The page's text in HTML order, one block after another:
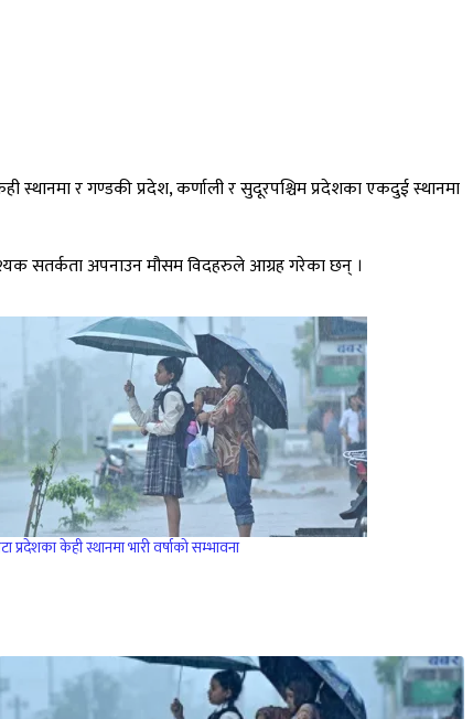
स्थानमा र गण्डकी प्रदेश, कर्णाली र सुदूरपश्चिम प्रदेशका एकदुई स्थानमा
सतर्कता अपनाउन मौसम विदहरुले आग्रह गरेका छन् ।
प्रदेशका केही स्थानमा भारी वर्षाको सम्भावना